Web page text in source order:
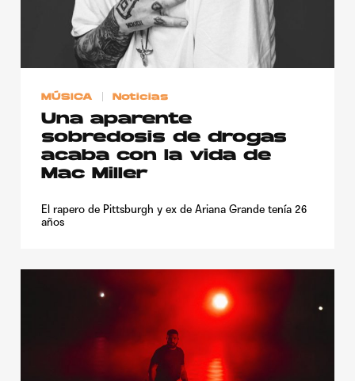
MÚSICA Noticias
Una aparente
sobredosis de drogas
acaba con la vida de
Mac Miller
El rapero de Pittsburgh y ex de Ariana Grande tenía 26
años